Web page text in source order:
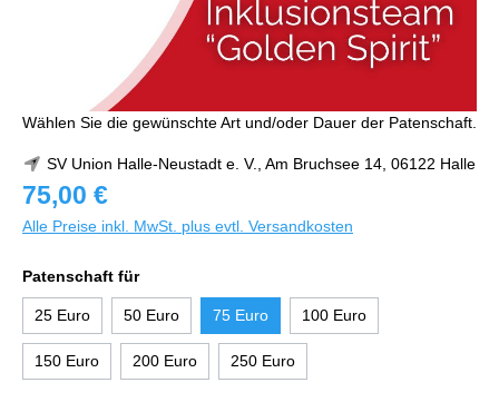
Wählen Sie die gewünschte Art und/oder Dauer der Patenschaft.
SV Union Halle-Neustadt e. V., Am Bruchsee 14, 06122 Halle
75,00 €
Alle Preise inkl. MwSt. plus evtl. Versandkosten
Patenschaft für
25 Euro 50 Euro 75 Euro 100 Euro
150 Euro 200 Euro 250 Euro